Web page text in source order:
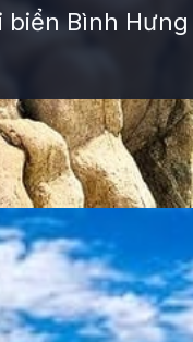
biển Bình